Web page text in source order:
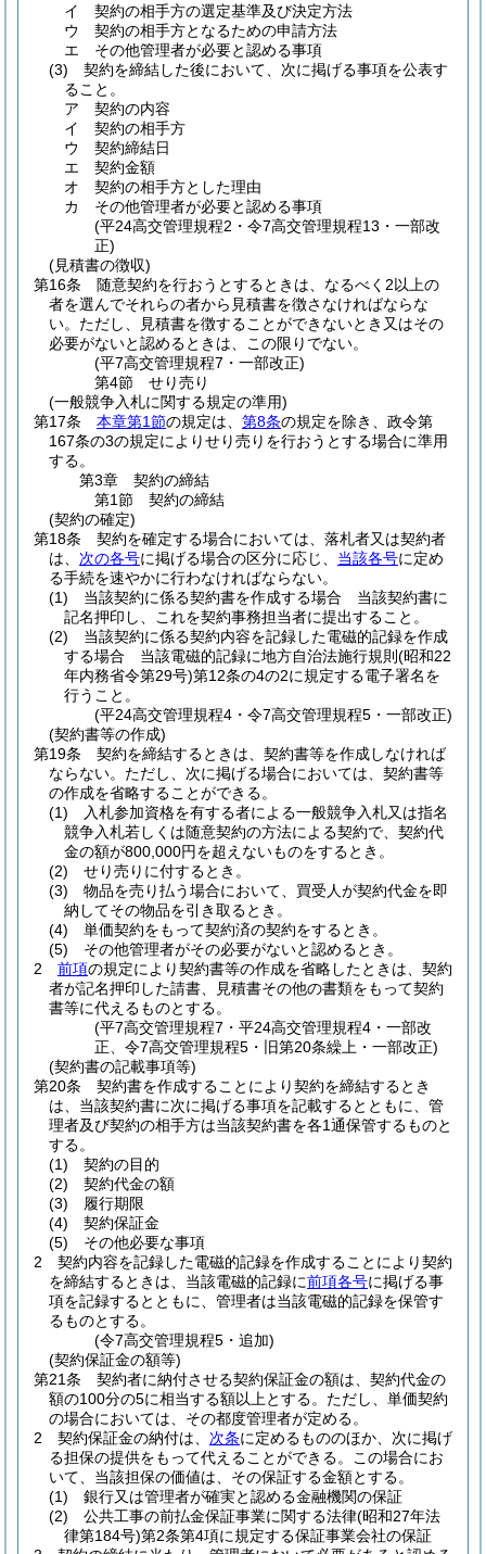
イ
契約の相手方の選定基準及び決定方法
ウ
契約の相手方となるための申請方法
エ
その他管理者が必要と認める事項
(3)
契約を締結した後において、次に掲げる事項を公表す
ること。
ア
契約の内容
イ
契約の相手方
ウ
契約締結日
エ
契約金額
オ
契約の相手方とした理由
カ
その他管理者が必要と認める事項
(平24高交管理規程2・令7高交管理規程13・一部改
正)
(見積書の徴収)
第16条
随意契約を行おうとするときは、なるべく2以上の
者を選んでそれらの者から見積書を徴さなければならな
い。 ただし、見積書を徴することができないとき又はその
必要がないと認めるときは、この限りでない。
(平7高交管理規程7・一部改正)
第4節
せり売り
(一般競争入札に関する規定の準用)
第17条
本章第1節の規定は、 第8条の規定を除き、政令第
167条の3の規定によりせり売りを行おうとする場合に準用
する。
第3章
契約の締結
第1節
契約の締結
(契約の確定)
第18条
契約を確定する場合においては、落札者又は契約者
は、 次の各号に掲げる場合の区分に応じ、 当該各号に定め
る手続を速やかに行わなければならない。
(1)
当該契約に係る契約書を作成する場合 当該契約書に
記名押印し、これを契約事務担当者に提出すること。
(2)
当該契約に係る契約内容を記録した電磁的記録を作成
する場合 当該電磁的記録に地方自治法施行規則 (昭和22
年内務省令第29号)第12条の4の2に規定する電子署名を
行うこと。
(平24高交管理規程4・令7高交管理規程5・一部改正)
(契約書等の作成)
第19条
契約を締結するときは、契約書等を作成しなければ
ならない。 ただし、次に掲げる場合においては、契約書等
の作成を省略することができる。
(1)
入札参加資格を有する者による一般競争入札又は指名
競争入札若しくは随意契約の方法による契約で、契約代
金の額が800,000円を超えないものをするとき。
(2)
せり売りに付するとき。
(3)
物品を売り払う場合において、買受人が契約代金を即
納してその物品を引き取るとき。
(4)
単価契約をもって契約済の契約をするとき。
(5)
その他管理者がその必要がないと認めるとき。
2
前項の規定により契約書等の作成を省略したときは、契約
者が記名押印した請書、見積書その他の書類をもって契約
書等に代えるものとする。
(平7高交管理規程7・平24高交管理規程4・一部改
正、令7高交管理規程5・旧第20条繰上・一部改正)
(契約書の記載事項等)
第20条
契約書を作成することにより契約を締結するとき
は、当該契約書に次に掲げる事項を記載するとともに、管
理者及び契約の相手方は当該契約書を各1通保管するものと
する。
(1)
契約の目的
(2)
契約代金の額
(3)
履行期限
(4)
契約保証金
(5)
その他必要な事項
2
契約内容を記録した電磁的記録を作成することにより契約
を締結するときは、当該電磁的記録に前項各号に掲げる事
項を記録するとともに、管理者は当該電磁的記録を保管す
るものとする。
(令7高交管理規程5・追加)
(契約保証金の額等)
第21条
契約者に納付させる契約保証金の額は、契約代金の
額の100分の5に相当する額以上とする。 ただし、単価契約
の場合においては、その都度管理者が定める。
2
契約保証金の納付は、 次条に定めるもののほか、次に掲げ
る担保の提供をもって代えることができる。
この場合にお
いて、当該担保の価値は、その保証する金額とする。
(1)
銀行又は管理者が確実と認める金融機関の保証
(2)
公共工事の前払金保証事業に関する法律(昭和27年法
律第184号)第2条第4項に規定する保証事業会社の保証